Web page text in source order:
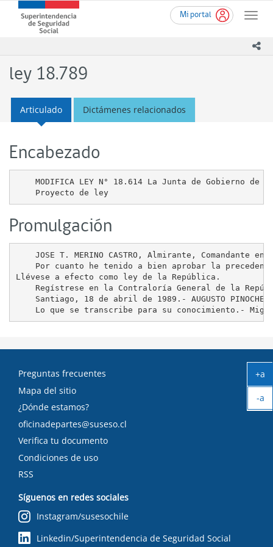
contenido
Mi portal
Toggle
Superintendencia
de
(SUSESO)
-
de
Chile
ley 18.789
Articulado Dictámenes relacionados
Encabezado
MODIFICA LEY N° 18.614 La Junta de Gobierno de
Promulgación
JOSE T. MERINO CASTRO, Almirante, Comandante en
Por cuanto he tenido a bien aprobar la
Llévese a efecto como ley de la República.
Regístrese en la Contraloría General de la
Santiago, 18 de abril de 1989.- AUGUSTO
Preguntas frecuentes
Mapa del sitio
¿Dónde estamos?
oficinadepartes@suseso.cl
Verifica tu documento
Condiciones de uso
RSS
Síguenos en redes sociales
Instagram/susesochile
Linkedin/Superintendencia de Seguridad Social
+a
-a